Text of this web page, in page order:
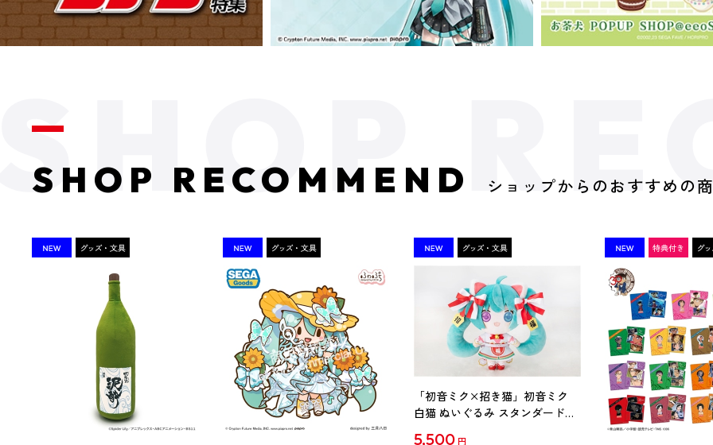
SHOP RECOMMEND ショップからのおすすめの
「初音ミク×招き猫」初音ミク
白猫 ぬいぐるみ スタンダード
5,500 円